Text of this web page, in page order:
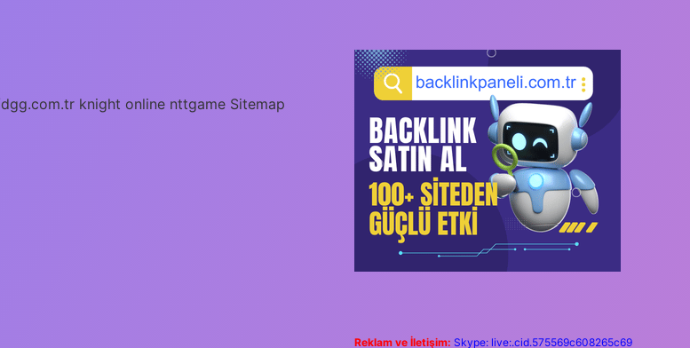
knight online nttgame Sitemap
Reklam ve İletişim: Skype: live:.cid.575569c608265c69